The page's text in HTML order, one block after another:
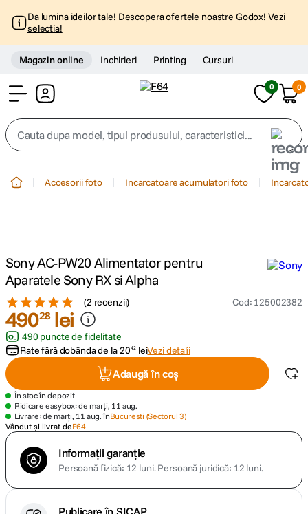
Da lumina ideilor tale! Descopera ofertele noastre Godox! Vezi
selectia!
Magazin online Inchirieri Printing Cursuri
0 0
Cauta dupa model, tipul produsului, caracteristici...
trepied telefon
4. peak design
5. canon sx740 hs
7. card memorie
dji mic mini
9 . dji osmo
Accesorii foto Incarcatoare acumulatori foto
Sony AC-PW20 Alimentator pentru
Aparatele Sony RX si Alpha
(2 recenzii) Cod: 125002382
49028 lei
490 puncte de fidelitate
Rate fără dobânda de la2042 leiVezi detalii
Adaugă în coș
În stoc în depozit
Ridicare easybox: de marți, 11 aug.
Livrare: de marți, 11 aug. înBucuresti (Sectorul 3)
Vândut și livrat deF64
Informații garanție
Persoană fizică: 12 luni.Persoană juridică: 12 luni.
Publicare în SICAP